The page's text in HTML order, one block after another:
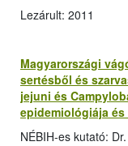
Lezárult: 2011
Magyarországi
sertésből és
jejuni és
epidemiológiája
NÉBIH-es kutató: